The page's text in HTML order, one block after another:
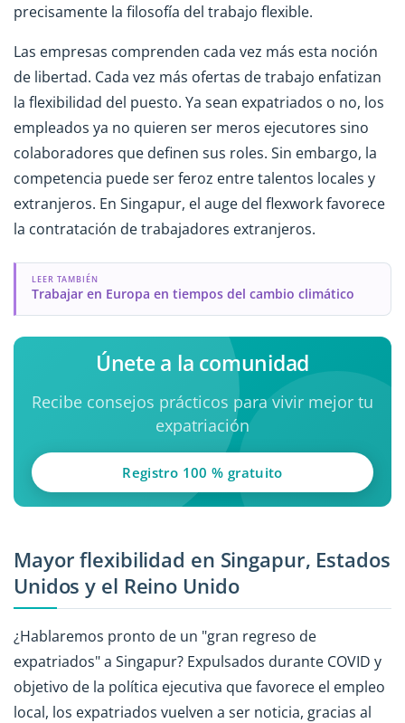
precisamente la filosofía del trabajo flexible.
Las empresas comprenden cada vez más esta noción
de libertad. Cada vez más ofertas de trabajo enfatizan
la flexibilidad del puesto. Ya sean expatriados o no, los
empleados ya no quieren ser meros ejecutores sino
colaboradores que definen sus roles. Sin embargo, la
competencia puede ser feroz entre talentos locales y
extranjeros. En Singapur, el auge del flexwork favorece
la contratación de trabajadores extranjeros.
LEER TAMBIÉN
Trabajar en Europa en tiempos del cambio climático
Únete a la comunidad
Recibe consejos prácticos para vivir mejor tu
expatriación
Registro 100 % gratuito
Mayor flexibilidad en Singapur, Estados
Unidos y el Reino Unido
¿Hablaremos pronto de un "gran regreso de
expatriados" a Singapur? Expulsados durante COVID y
objetivo de la política ejecutiva que favorece el empleo
local, los expatriados vuelven a ser noticia, gracias al